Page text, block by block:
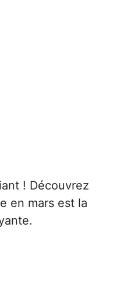
! Découvrez
en mars est la